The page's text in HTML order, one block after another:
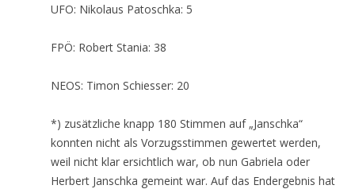
UFO: Nikolaus Patoschka: 5
FPÖ: Robert Stania: 38
NEOS: Timon Schiesser: 20
*) zusätzliche knapp 180 Stimmen auf „Janschka“
konnten nicht als Vorzugsstimmen gewertet werden,
weil nicht klar ersichtlich war, ob nun Gabriela oder
Herbert Janschka gemeint war. Auf das Endergebnis hat